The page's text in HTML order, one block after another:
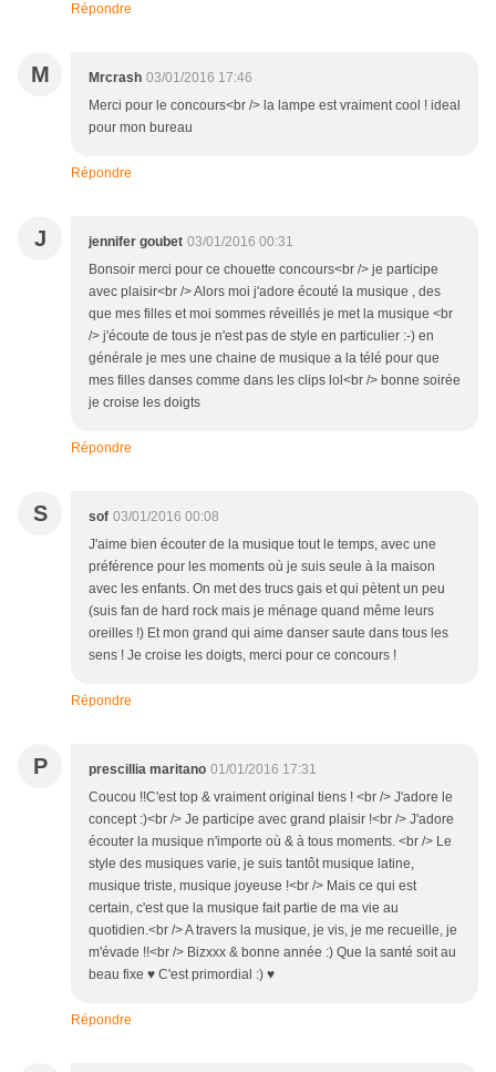
Répondre
M Mrcrash 03/01/2016 17:46
Merci pour le concours<br /> la lampe est vraiment cool ! ideal
pour mon bureau
Répondre
J jennifer goubet 03/01/2016 00:31
Bonsoir merci pour ce chouette concours<br /> je participe
avec plaisir<br /> Alors moi j'adore écouté la musique , des
que mes filles et moi sommes réveillés je met la musique <br
/> j'écoute de tous je n'est pas de style en particulier :-) en
générale je mes une chaine de musique a la télé pour que
mes filles danses comme dans les clips lol<br /> bonne soirée
je croise les doigts
Répondre
S sof 03/01/2016 00:08
J'aime bien écouter de la musique tout le temps, avec une
préférence pour les moments où je suis seule à la maison
avec les enfants. On met des trucs gais et qui pètent un peu
(suis fan de hard rock mais je ménage quand même leurs
oreilles !) Et mon grand qui aime danser saute dans tous les
sens ! Je croise les doigts, merci pour ce concours !
Répondre
P prescillia maritano 01/01/2016 17:31
Coucou !!C'est top & vraiment original tiens ! <br /> J'adore le
concept :)<br /> Je participe avec grand plaisir !<br /> J'adore
écouter la musique n'importe où & à tous moments. <br /> Le
style des musiques varie, je suis tantôt musique latine,
musique triste, musique joyeuse !<br /> Mais ce qui est
certain, c'est que la musique fait partie de ma vie au
quotidien.<br /> A travers la musique, je vis, je me recueille, je
m'évade !!<br /> Bizxxx & bonne année :) Que la santé soit au
beau fixe ♥ C'est primordial :) ♥
Répondre